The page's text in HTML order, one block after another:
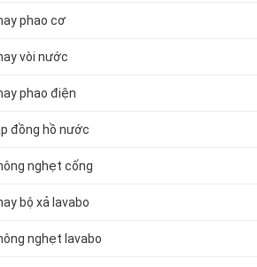
phao cơ
vòi nước
phao điện
đồng hồ nước
nghẹt cống
bộ xả lavabo
nghẹt lavabo